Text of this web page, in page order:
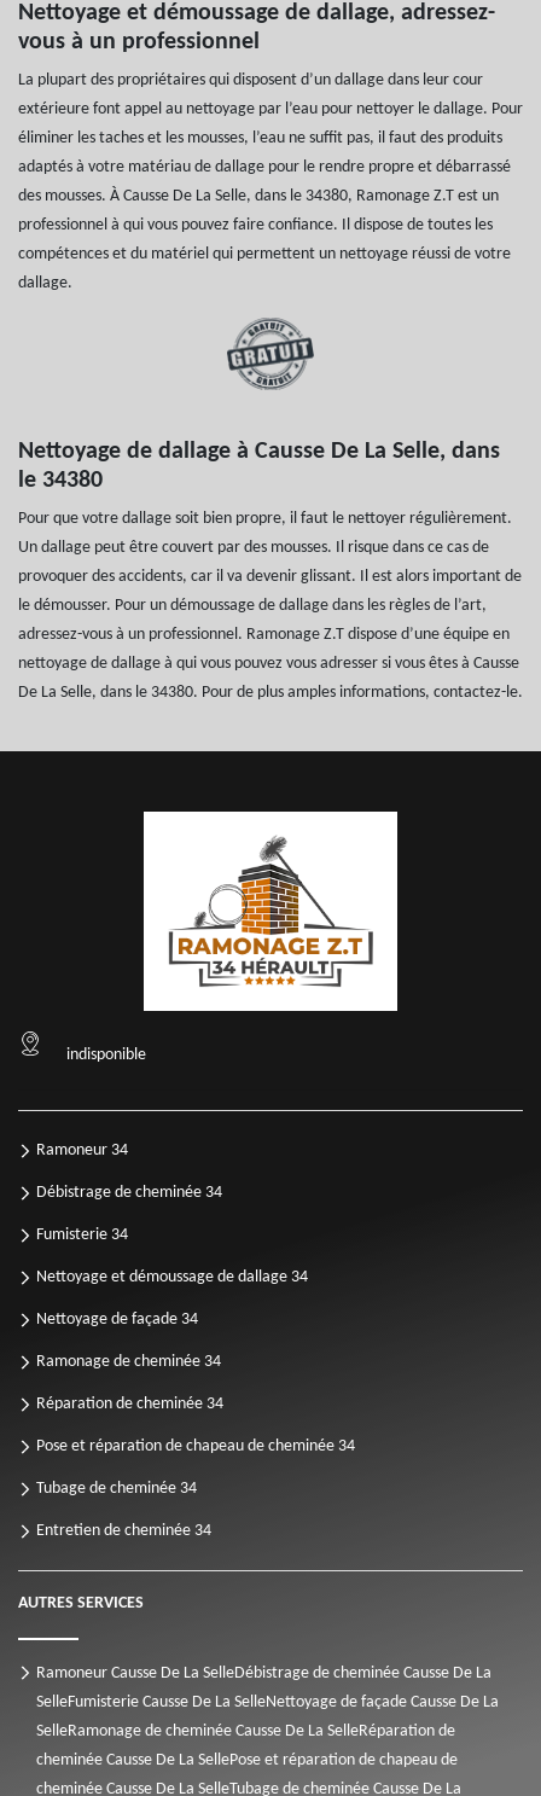
Nettoyage et démoussage de dallage, adressez-
vous à un professionnel
La plupart des propriétaires qui disposent d’un dallage dans leur cour
extérieure font appel au nettoyage par l’eau pour nettoyer le dallage. Pour
éliminer les taches et les mousses, l’eau ne suffit pas, il faut des produits
adaptés à votre matériau de dallage pour le rendre propre et débarrassé
des mousses. À Causse De La Selle, dans le 34380, Ramonage Z.T est un
professionnel à qui vous pouvez faire confiance. Il dispose de toutes les
compétences et du matériel qui permettent un nettoyage réussi de votre
dallage.
Nettoyage de dallage à Causse De La Selle, dans
le 34380
Pour que votre dallage soit bien propre, il faut le nettoyer régulièrement.
Un dallage peut être couvert par des mousses. Il risque dans ce cas de
provoquer des accidents, car il va devenir glissant. Il est alors important de
le démousser. Pour un démoussage de dallage dans les règles de l’art,
adressez-vous à un professionnel. Ramonage Z.T dispose d’une équipe en
nettoyage de dallage à qui vous pouvez vous adresser si vous êtes à Causse
De La Selle, dans le 34380. Pour de plus amples informations, contactez-le.
indisponible
Ramoneur 34
Débistrage de cheminée 34
Fumisterie 34
Nettoyage et démoussage de dallage 34
Nettoyage de façade 34
Ramonage de cheminée 34
Réparation de cheminée 34
Pose et réparation de chapeau de cheminée 34
Tubage de cheminée 34
Entretien de cheminée 34
AUTRES SERVICES
Ramoneur Causse De La SelleDébistrage de cheminée Causse De La
SelleFumisterie Causse De La SelleNettoyage de façade Causse De La
SelleRamonage de cheminée Causse De La SelleRéparation de
cheminée Causse De La SellePose et réparation de chapeau de
cheminée Causse De La SelleTubage de cheminée Causse De La